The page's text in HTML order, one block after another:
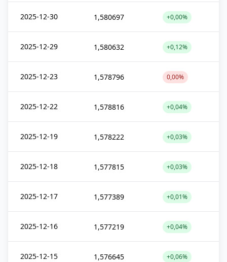
2025-12-30 1,580697 +0,00%
2025-12-29 1,580632 +0,12%
2025-12-23 1,578796 0,00%
2025-12-22 1,578816 +0,04%
2025-12-19 1,578222 +0,03%
2025-12-18 1,577815 +0,03%
2025-12-17 1,577389 +0,01%
2025-12-16 1,577219 +0,04%
2025-12-15 1,576645 +0,06%